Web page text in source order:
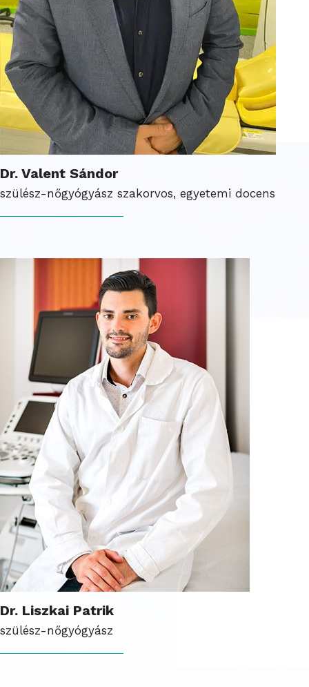
Dr. Valent Sándor
szülész-nőgyógyász szakorvos, egyetemi docens
Dr. Liszkai Patrik
szülész-nőgyógyász